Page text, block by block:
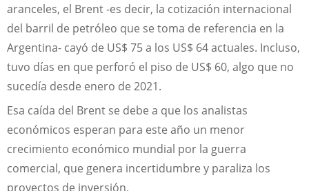
aranceles, el Brent -es decir, la cotización internacional
del barril de petróleo que se toma de referencia en la
Argentina- cayó de US$ 75 a los US$ 64 actuales. Incluso,
tuvo días en que perforó el piso de US$ 60, algo que no
sucedía desde enero de 2021.
Esa caída del Brent se debe a que los analistas
económicos esperan para este año un menor
crecimiento económico mundial por la guerra
comercial, que genera incertidumbre y paraliza los
proyectos de inversión.